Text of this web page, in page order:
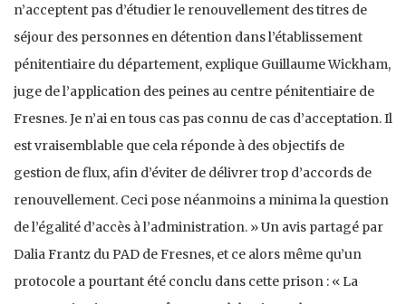
n’acceptent pas d’étudier le renouvellement des titres de
séjour des personnes en détention dans l’établissement
pénitentiaire du département, explique Guillaume Wickham,
juge de l’application des peines au centre pénitentiaire de
Fresnes. Je n’ai en tous cas pas connu de cas d’acceptation. Il
est vraisemblable que cela réponde à des objectifs de
gestion de flux, afin d’éviter de délivrer trop d’accords de
renouvellement. Ceci pose néanmoins a minima la question
de l’égalité d’accès à l’administration. » Un avis partagé par
Dalia Frantz du PAD de Fresnes, et ce alors même qu’un
protocole a pourtant été conclu dans cette prison : « La